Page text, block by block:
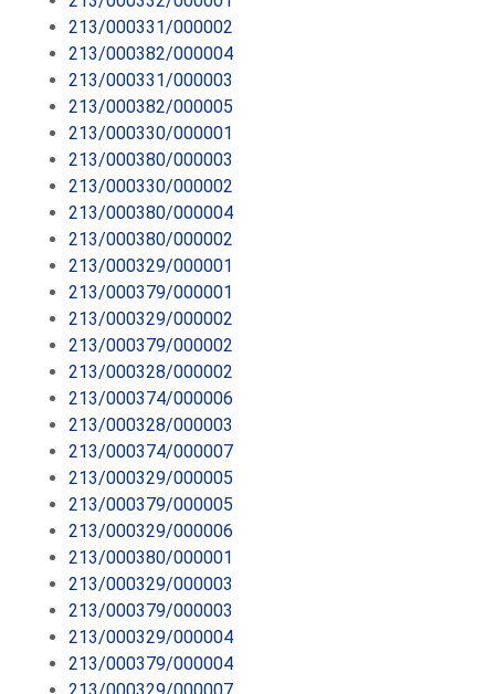
213/000331/000002
213/000382/000004
213/000331/000003
213/000382/000005
213/000330/000001
213/000380/000003
213/000330/000002
213/000380/000004
213/000380/000002
213/000329/000001
213/000379/000001
213/000329/000002
213/000379/000002
213/000328/000002
213/000374/000006
213/000328/000003
213/000374/000007
213/000329/000005
213/000379/000005
213/000329/000006
213/000380/000001
213/000329/000003
213/000379/000003
213/000329/000004
213/000379/000004
213/000329/000007